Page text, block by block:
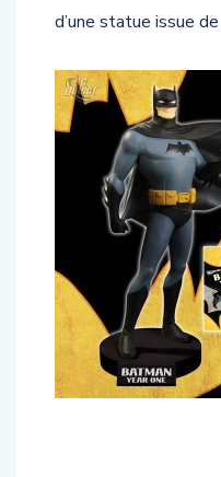
la sortie du dvd sera